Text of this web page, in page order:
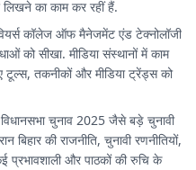
का काम कर रहीं हैं.
कॉलेज ऑफ मैनेजमेंट एंड टेक्नोलॉजी
को सीखा. मीडिया संस्थानों में काम
तकनीकों और मीडिया ट्रेंड्स को
चुनाव 2025 जैसे बड़े चुनावी
की राजनीति, चुनावी रणनीतियों,
और पाठकों की रुचि के